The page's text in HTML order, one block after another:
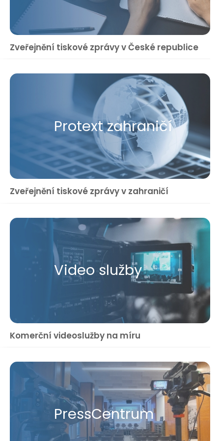
Zveřejnění tiskové zprávy v České republice
Protext zahraničí
Zveřejnění tiskové zprávy v zahraničí
Video služby
Komerční videoslužby na míru
Press​Centrum